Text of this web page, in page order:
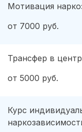
Мотивация
от 7000 руб.
Трансфер в центр
от 5000 руб.
Курс